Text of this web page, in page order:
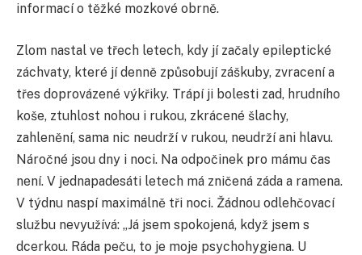
informací o těžké mozkové obrně.
Zlom nastal ve třech letech, kdy jí začaly epileptické
záchvaty, které jí denně způsobují záškuby, zvracení a
třes doprovázené výkřiky. Trápí ji bolesti zad, hrudního
koše, ztuhlost nohou i rukou, zkrácené šlachy,
zahlenění, sama nic neudrží v rukou, neudrží ani hlavu.
Náročné jsou dny i noci. Na odpočinek pro mámu čas
není. V jednapadesáti letech má zničená záda a ramena.
V týdnu naspí maximálně tři noci. Žádnou odlehčovací
službu nevyužívá: „Já jsem spokojená, když jsem s
dcerkou. Ráda peču, to je moje psychohygiena. U